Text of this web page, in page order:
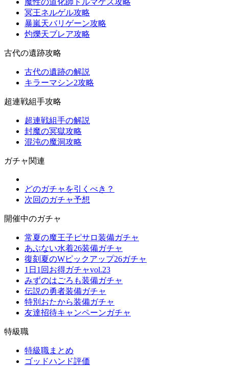
魔性の道化師ドルマゲス攻略
冥王ネルゲル攻略
暴嵐天バリゲーン攻略
灼爍天ブレア攻略
古代の遺跡攻略
古代の遺跡の解説
キラーマシン2攻略
超連戦組手攻略
超連戦組手の解説
封魔の冥獄攻略
混沌の魔洞攻略
ガチャ関連
どのガチャを引くべき？
次回のガチャ予想
開催中のガチャ
常夏の魔王子ピサロ装備ガチャ
あぶない水着26装備ガチャ
復刻夏のWピックアップ26ガチャ
1日1回お得ガチャvol.23
みずのはごろも装備ガチャ
伝説の勇者装備ガチャ
特別おたから装備ガチャ
友達招待キャンペーンガチャ
特級職
特級職まとめ
ゴッドハンド評価